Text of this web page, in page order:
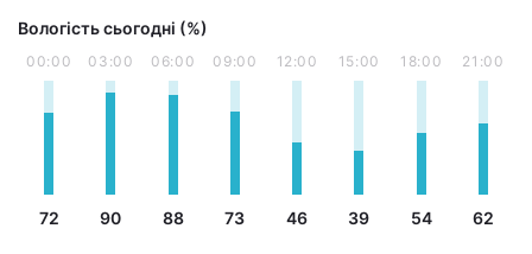
Вологість сьогодні (%)
00:00
72
03:00
90
06:00
88
09:00
73
12:00
46
15:00
39
18:00
54
21:00
62